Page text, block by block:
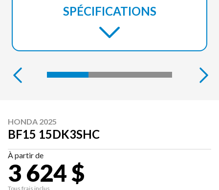
SPÉCIFICATIONS
HONDA 2025
BF15 15DK3SHC
À partir de
3 624 $
Tous frais inclus